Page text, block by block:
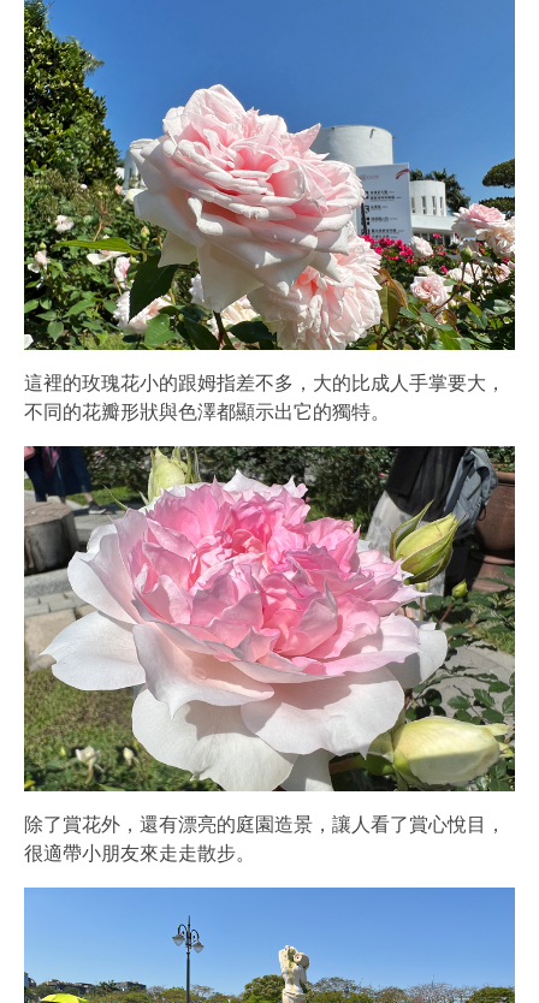
這裡的玫瑰花小的跟姆指差不多，大的比成人手掌要大，
不同的花瓣形狀與色澤都顯示出它的獨特。
除了賞花外，還有漂亮的庭園造景，讓人看了賞心悅目，
很適帶小朋友來走走散步。